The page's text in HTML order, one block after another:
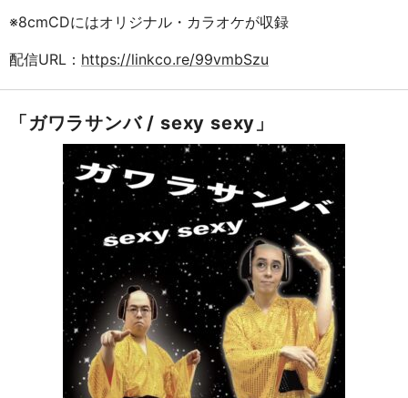
※8cmCDにはオリジナル・カラオケが収録
配信URL： https://linkco.re/99vmbSzu
「ガワラサンバ / sexy sexy」